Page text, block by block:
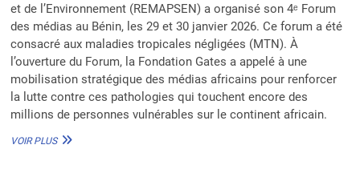
et de l’Environnement (REMAPSEN) a organisé son 4ᵉ Forum
des médias au Bénin, les 29 et 30 janvier 2026. Ce forum a été
consacré aux maladies tropicales négligées (MTN). À
l’ouverture du Forum, la Fondation Gates a appelé à une
mobilisation stratégique des médias africains pour renforcer
la lutte contre ces pathologies qui touchent encore des
millions de personnes vulnérables sur le continent africain.
VOIR PLUS4ÈME